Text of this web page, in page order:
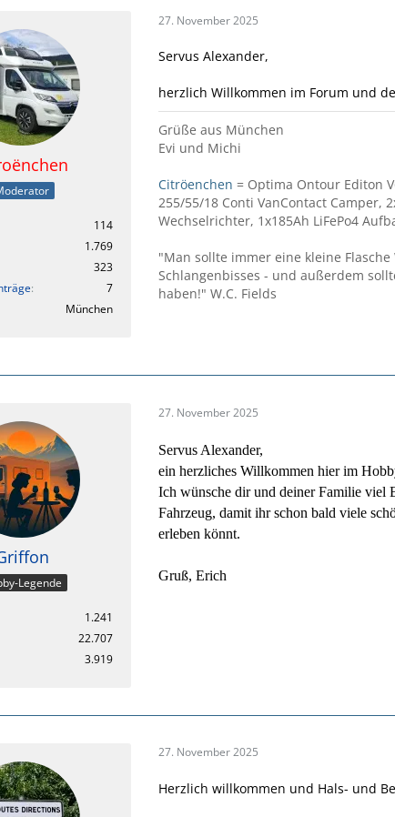
114
1.769
323
7
München
27. November 2025
Servus Alexander,
herzlich Willkommen im Forum und
Grüße aus München
Evi und Michi
Citröenchen = Optima Ontour Editon
255/55/18 Conti VanContact Camper,
Wechselrichter, 1x185Ah LiFePo4
"Man sollte immer eine kleine
Schlangenbisses - und außerdem
haben!" W.C. Fields
Legende
1.241
22.707
3.919
27. November 2025
Servus Alexander,
ein herzliches Willkommen hier im
Ich wünsche dir und deiner Familie viel
Fahrzeug, damit ihr schon bald viele
erleben könnt.
Gruß, Erich
27. November 2025
Herzlich willkommen und Hals- und